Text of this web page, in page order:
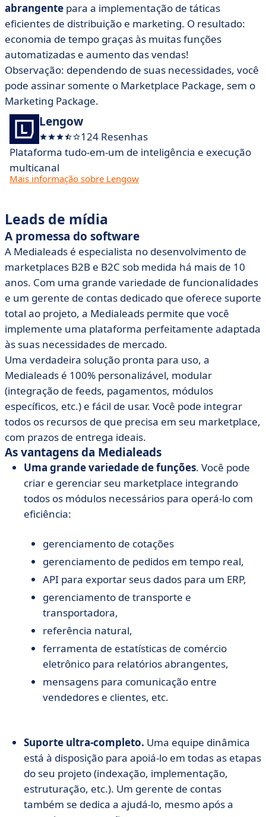
abrangente para a implementação de táticas
eficientes de distribuição e marketing. O resultado:
economia de tempo graças às muitas funções
automatizadas e aumento das vendas!
Observação: dependendo de suas necessidades, você
pode assinar somente o Marketplace Package, sem o
Marketing Package.
Lengow
124 Resenhas
Plataforma tudo-em-um de inteligência e execução
multicanal
Mais informação sobre Lengow
Leads de mídia
A promessa do software
A Medialeads é especialista no desenvolvimento de
marketplaces B2B e B2C sob medida há mais de 10
anos. Com uma grande variedade de funcionalidades
e um gerente de contas dedicado que oferece suporte
total ao projeto, a Medialeads permite que você
implemente uma plataforma perfeitamente adaptada
às suas necessidades de mercado.
Uma verdadeira solução pronta para uso, a
Medialeads é 100% personalizável, modular
(integração de feeds, pagamentos, módulos
específicos, etc.) e fácil de usar. Você pode integrar
todos os recursos de que precisa em seu marketplace,
com prazos de entrega ideais.
As vantagens da Medialeads
Uma grande variedade de funções. Você pode
criar e gerenciar seu marketplace integrando
todos os módulos necessários para operá-lo com
eficiência:
gerenciamento de cotações
gerenciamento de pedidos em tempo real,
API para exportar seus dados para um ERP,
gerenciamento de transporte e
transportadora,
referência natural,
ferramenta de estatísticas de comércio
eletrônico para relatórios abrangentes,
mensagens para comunicação entre
vendedores e clientes, etc.
Suporte ultra-completo. Uma equipe dinâmica
está à disposição para apoiá-lo em todas as etapas
do seu projeto (indexação, implementação,
estruturação, etc.). Um gerente de contas
também se dedica a ajudá-lo, mesmo após a